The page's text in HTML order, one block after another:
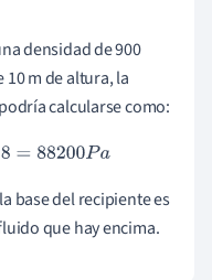
densidad de 900
10 m de altura, la
calcularse como:
88200Pa
base del recipiente es
que hay encima.